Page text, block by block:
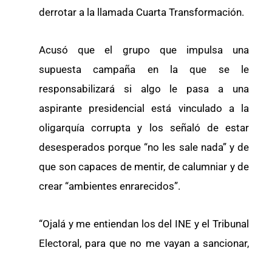
derrotar a la llamada Cuarta Transformación.
Acusó que el grupo que impulsa una
supuesta campaña en la que se le
responsabilizará si algo le pasa a una
aspirante presidencial está vinculado a la
oligarquía corrupta y los señaló de estar
desesperados porque “no les sale nada” y de
que son capaces de mentir, de calumniar y de
crear “ambientes enrarecidos”.
“Ojalá y me entiendan los del INE y el Tribunal
Electoral, para que no me vayan a sancionar,